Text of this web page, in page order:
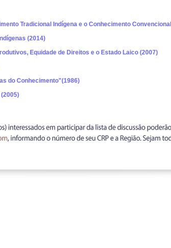
de
Tradicional Indígena e o Conhecimento
(2014)
Equidade de Direitos e o Estado Laico (2007)
do Conhecimento"(1986)